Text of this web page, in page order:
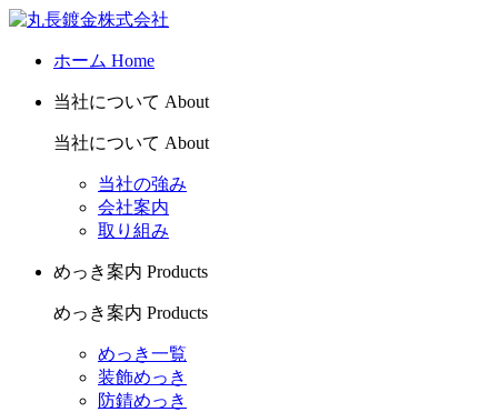
ホーム Home
当社について About
当社について About
当社の強み
会社案内
取り組み
めっき案内 Products
めっき案内 Products
めっき一覧
装飾めっき
防錆めっき